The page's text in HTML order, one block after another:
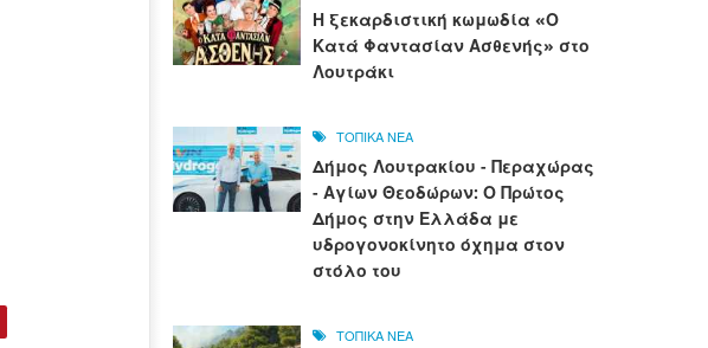
Η ξεκαρδιστική κωμωδία «Ο
Κατά Φαντασίαν Ασθενής» στο
Λουτράκι
ΤΟΠΙΚΑ ΝΕΑ
Δήμος Λουτρακίου - Περαχώρας
- Αγίων Θεοδώρων: Ο Πρώτος
Δήμος στην Ελλάδα με
υδρογονοκίνητο όχημα στον
στόλο του
ΤΟΠΙΚΑ ΝΕΑ